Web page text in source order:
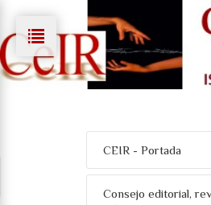
CEIR - Portada
Consejo editorial,